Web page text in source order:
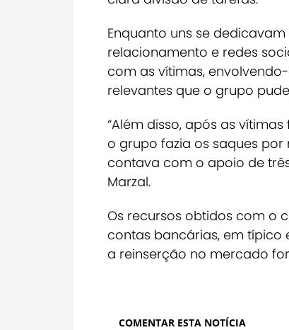
Enquanto uns se
relacionamento e redes
com as vítimas,
relevantes que o grupo
“Além disso, após as
o grupo fazia os saques
contava com o apoio de
Marzal.
Os recursos obtidos com o
contas bancárias, em típico
a reinserção no mercado
COMENTAR ESTA NOTÍCIA